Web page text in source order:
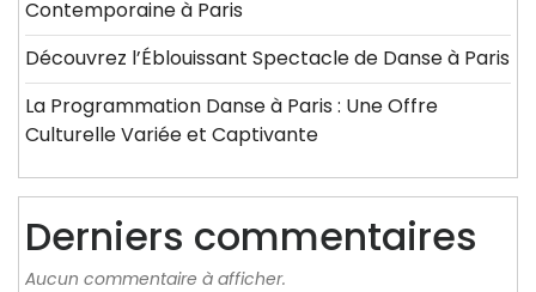
Contemporaine à Paris
Découvrez l’Éblouissant Spectacle de Danse à Paris
La Programmation Danse à Paris : Une Offre
Culturelle Variée et Captivante
Derniers commentaires
Aucun commentaire à afficher.